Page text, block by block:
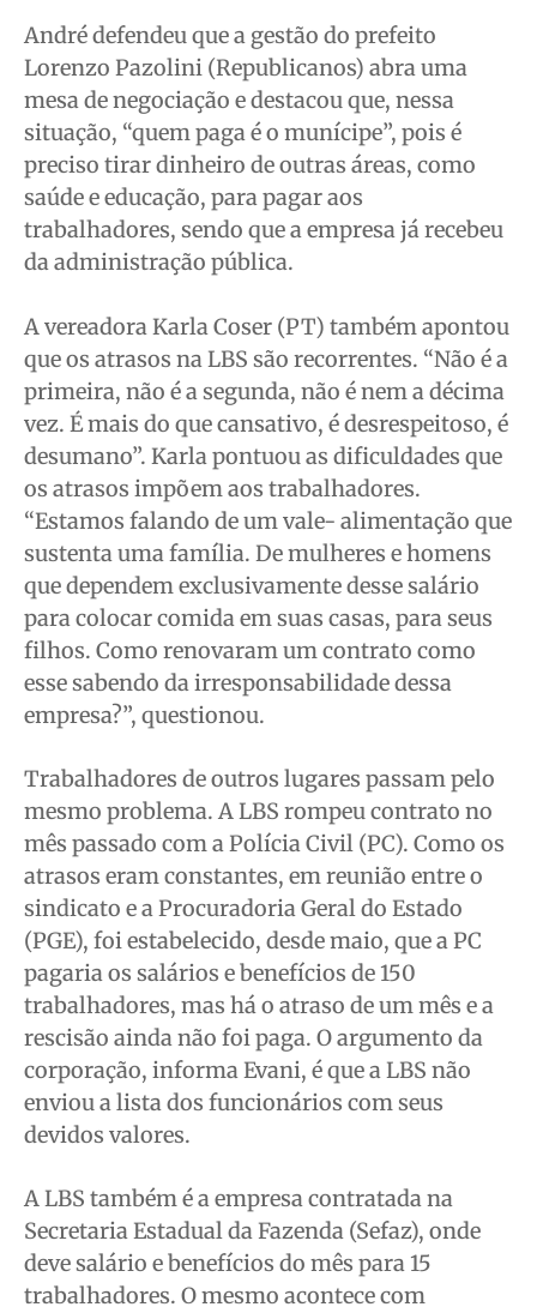
André defendeu que a gestão do prefeito
Lorenzo Pazolini (Republicanos) abra uma
mesa de negociação e destacou que, nessa
situação, “quem paga é o munícipe”, pois é
preciso tirar dinheiro de outras áreas, como
saúde e educação, para pagar aos
trabalhadores, sendo que a empresa já recebeu
da administração pública.
A vereadora Karla Coser (PT) também apontou
que os atrasos na LBS são recorrentes. “Não é a
primeira, não é a segunda, não é nem a décima
vez. É mais do que cansativo, é desrespeitoso, é
desumano”. Karla pontuou as dificuldades que
os atrasos impõem aos trabalhadores.
“Estamos falando de um vale- alimentação que
sustenta uma família. De mulheres e homens
que dependem exclusivamente desse salário
para colocar comida em suas casas, para seus
filhos. Como renovaram um contrato como
esse sabendo da irresponsabilidade dessa
empresa?”, questionou.
Trabalhadores de outros lugares passam pelo
mesmo problema. A LBS rompeu contrato no
mês passado com a Polícia Civil (PC). Como os
atrasos eram constantes, em reunião entre o
sindicato e a Procuradoria Geral do Estado
(PGE), foi estabelecido, desde maio, que a PC
pagaria os salários e benefícios de 150
trabalhadores, mas há o atraso de um mês e a
rescisão ainda não foi paga. O argumento da
corporação, informa Evani, é que a LBS não
enviou a lista dos funcionários com seus
devidos valores.
A LBS também é a empresa contratada na
Secretaria Estadual da Fazenda (Sefaz), onde
deve salário e benefícios do mês para 15
trabalhadores. O mesmo acontece com